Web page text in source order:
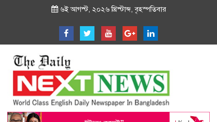
৬ই আগস্ট, ২০২৬ খ্রিস্টাব্দ, বৃহস্পতিবার